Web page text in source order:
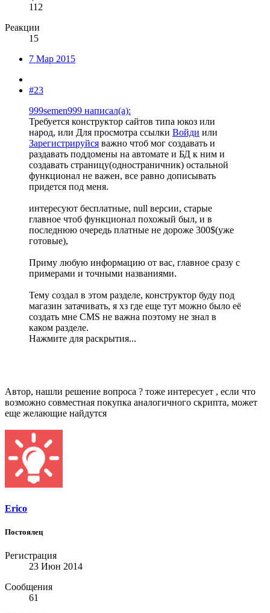
112
Реакции
15
7 Мар 2015
#23
999semen999 написал(а):
Требуется конструктор сайтов типа юкоз или
народ, или Для просмотра ссылки Войди или
Зарегистрируйся важно чтоб мог создавать и
раздавать поддомены на автомате и БД к ним и
создавать страницу(одностраничник) остальной
функционал не важен, все равно дописывать
придется под меня.
интересуют бесплатные, null версии, старые
главное чтоб функционал похожый был, и в
последнюю очередь платные не дороже 300$(уже
готовые),
Приму любую информацию от вас, главное сразу с
примерами и точными названиями.
Тему создал в этом разделе, конструктор буду под
магазин затачивать, я хз где еще тут можно было её
создать мне CMS не важна поэтому не знал в
каком разделе.
Нажмите для раскрытия...
Автор, нашли решение вопроса ? тоже интересует , если что
возможно совместная покупка аналогичного скрипта, может
еще желающие найдутся
Erico
Постоялец
Регистрация
23 Июн 2014
Сообщения
61